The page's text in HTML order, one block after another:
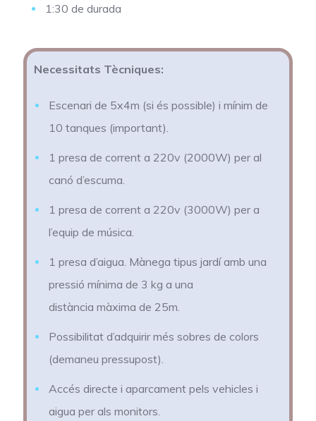
1:30 de durada
Necessitats Tècniques:
Escenari de 5x4m (si és possible) i mínim de
10 tanques (important).
1 presa de corrent a 220v (2000W) per al
canó d’escuma.
1 presa de corrent a 220v (3000W) per a
l’equip de música.
1 presa d’aigua. Mànega tipus jardí amb una
pressió mínima de 3 kg a una
distància màxima de 25m.
Possibilitat d’adquirir més sobres de colors
(demaneu pressupost).
Accés directe i aparcament pels vehicles i
aigua per als monitors.